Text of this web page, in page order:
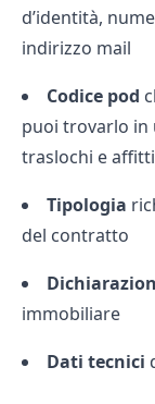
d’identità,
indirizzo mail
Codice pod
puoi trovarlo in
traslochi e
Tipologia
del contratto
immobiliare
Dati tecnici